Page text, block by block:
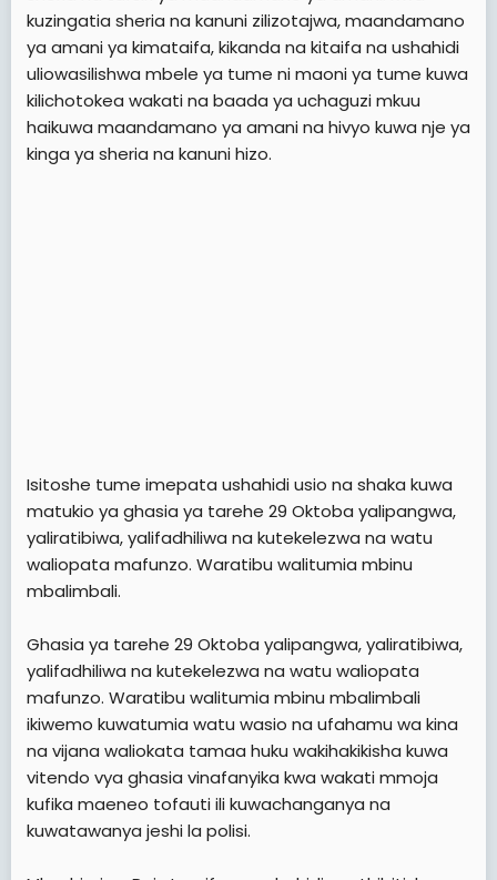
kuzingatia sheria na kanuni zilizotajwa, maandamano
ya amani ya kimataifa, kikanda na kitaifa na ushahidi
uliowasilishwa mbele ya tume ni maoni ya tume kuwa
kilichotokea wakati na baada ya uchaguzi mkuu
haikuwa maandamano ya amani na hivyo kuwa nje ya
kinga ya sheria na kanuni hizo.
Isitoshe tume imepata ushahidi usio na shaka kuwa
matukio ya ghasia ya tarehe 29 Oktoba yalipangwa,
yaliratibiwa, yalifadhiliwa na kutekelezwa na watu
waliopata mafunzo. Waratibu walitumia mbinu
mbalimbali.
Ghasia ya tarehe 29 Oktoba yalipangwa, yaliratibiwa,
yalifadhiliwa na kutekelezwa na watu waliopata
mafunzo. Waratibu walitumia mbinu mbalimbali
ikiwemo kuwatumia watu wasio na ufahamu wa kina
na vijana waliokata tamaa huku wakihakikisha kuwa
vitendo vya ghasia vinafanyika kwa wakati mmoja
kufika maeneo tofauti ili kuwachanganya na
kuwatawanya jeshi la polisi.